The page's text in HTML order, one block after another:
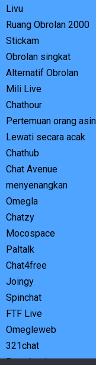
Livu
Ruang Obrolan 2000
Stickam
Obrolan singkat
Alternatif Obrolan
Mili Live
Chathour
Pertemuan orang
Lewati secara acak
Chathub
Chat Avenue
menyenangkan
Omegla
Chatzy
Mocospace
Paltalk
Chat4free
Joingy
Spinchat
FTF Live
Omegleweb
321chat
Basa basi